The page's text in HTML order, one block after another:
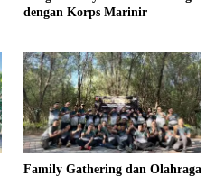
dengan Korps Marinir
Family Gathering dan Olahraga